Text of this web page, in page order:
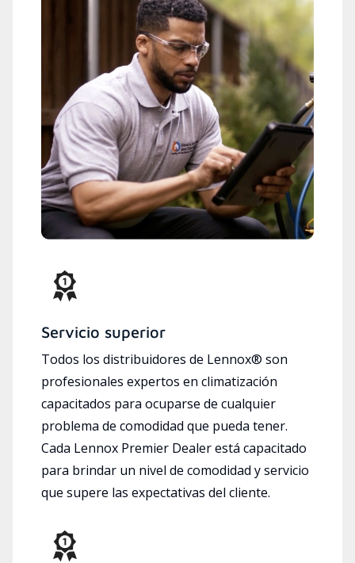
Servicio superior
Todos los distribuidores de Lennox® son
profesionales expertos en climatización
capacitados para ocuparse de cualquier
problema de comodidad que pueda tener.
Cada Lennox Premier Dealer está capacitado
para brindar un nivel de comodidad y servicio
que supere las expectativas del cliente.